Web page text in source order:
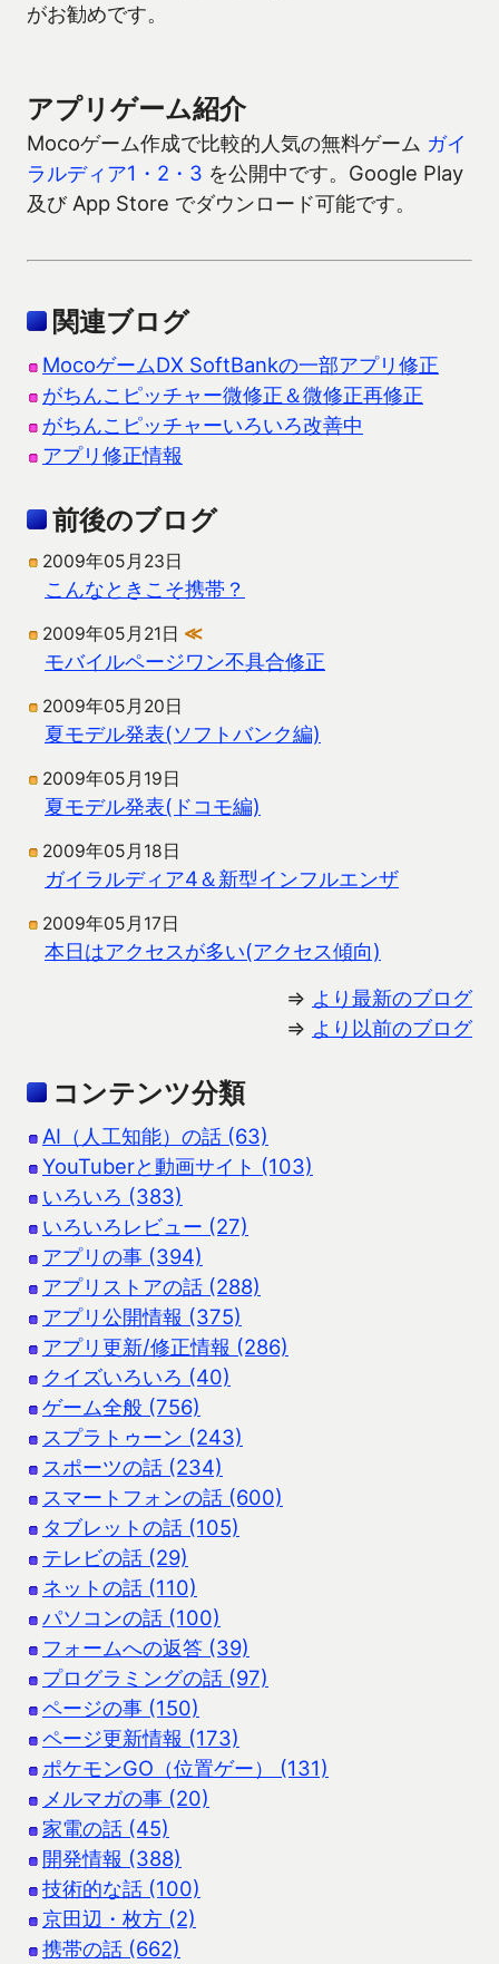
がお勧めです。
アプリゲーム紹介
Mocoゲーム作成で比較的人気の無料ゲーム ガイ
ラルディア1・2・3 を公開中です。Google Play
及び App Store でダウンロード可能です。
関連ブログ
MocoゲームDX SoftBankの一部アプリ修正
がちんこピッチャー微修正＆微修正再修正
がちんこピッチャーいろいろ改善中
アプリ修正情報
前後のブログ
2009年05月23日
こんなときこそ携帯？
2009年05月21日 ≪
モバイルページワン不具合修正
2009年05月20日
夏モデル発表(ソフトバンク編)
2009年05月19日
夏モデル発表(ドコモ編)
2009年05月18日
ガイラルディア4＆新型インフルエンザ
2009年05月17日
本日はアクセスが多い(アクセス傾向)
⇒ より最新のブログ
⇒ より以前のブログ
コンテンツ分類
AI（人工知能）の話 (63)
YouTuberと動画サイト (103)
いろいろ (383)
いろいろレビュー (27)
アプリの事 (394)
アプリストアの話 (288)
アプリ公開情報 (375)
アプリ更新/修正情報 (286)
クイズいろいろ (40)
ゲーム全般 (756)
スプラトゥーン (243)
スポーツの話 (234)
スマートフォンの話 (600)
タブレットの話 (105)
テレビの話 (29)
ネットの話 (110)
パソコンの話 (100)
フォームへの返答 (39)
プログラミングの話 (97)
ページの事 (150)
ページ更新情報 (173)
ポケモンGO（位置ゲー） (131)
メルマガの事 (20)
家電の話 (45)
開発情報 (388)
技術的な話 (100)
京田辺・枚方 (2)
携帯の話 (662)